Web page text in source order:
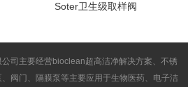
Soter卫生级取样阀
司主要经营bioclean超高洁净解决方案、不锈
阀门、隔膜泵等主要应用于生物医药、电子洁